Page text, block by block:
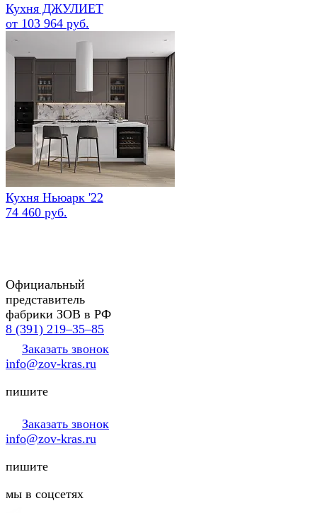
Кухня ДЖУЛИЕТ
от 103 964 руб.
Кухня Ньюарк '22
74 460 руб.
Официальный
представитель
фабрики ЗОВ в РФ
8 (391) 219‒35‒85
Заказать звонок
info@zov-kras.ru
пишите
Заказать звонок
info@zov-kras.ru
пишите
мы в соцсетях